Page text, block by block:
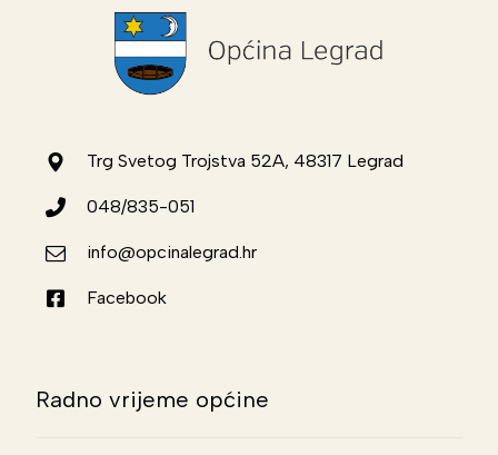
Trg Svetog Trojstva 52A, 48317 Legrad
048/835-051
info@opcinalegrad.hr
Facebook
Radno vrijeme općine